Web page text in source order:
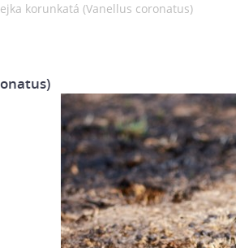
korunkatá (Vanellus coronatus)